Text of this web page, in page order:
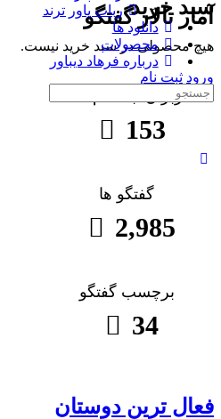
سبد خرید
هیچ محصولی در سبد خرید نیست.
ورود ثبت نام
ربات پاور ترند
دانلود ها
محصولات
درباره فرهاد دیباور
جست
آمار تالار گفتگو
کاربران ثبت نام شده
153
گفتگو ها
2,985
برچسب گفتگو
34
فعال ترین دوستان